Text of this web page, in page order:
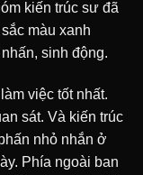
kiến trúc sư đã
màu xanh
sinh động.
việc tốt nhất.
sát. Và kiến trúc
nhỏ nhắn ở
Phía ngoài ban